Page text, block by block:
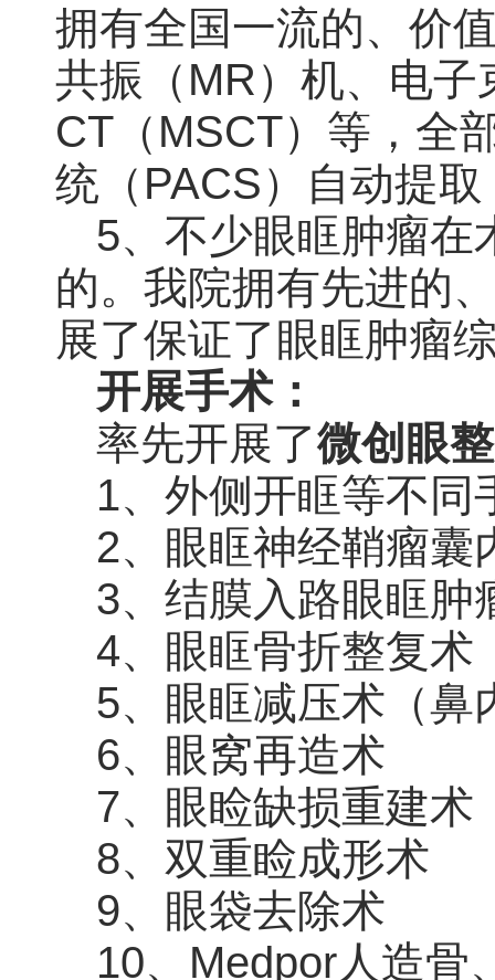
拥有全国一流的、价
共振（MR）机、电
CT（MSCT）等，全
统（PACS）自动提
5、不少眼眶肿瘤在
的。我院拥有先进的
展了保证了眼眶肿瘤
开展手术：
率先开展了微创眼
1、外侧开眶等不同
2、眼眶神经鞘瘤囊
3、结膜入路眼眶肿
4、眼眶骨折整复术
5、眼眶减压术（鼻
6、眼窝再造术
7、眼睑缺损重建术
8、双重睑成形术
9、眼袋去除术
10、Medpor人造骨